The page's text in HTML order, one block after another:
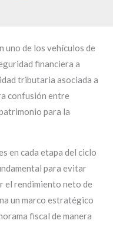
uno de los vehículos de
financiera a
tributaria asociada a
confusión entre
para la
en cada etapa del ciclo
para evitar
el rendimiento neto de
un marco estratégico
fiscal de manera